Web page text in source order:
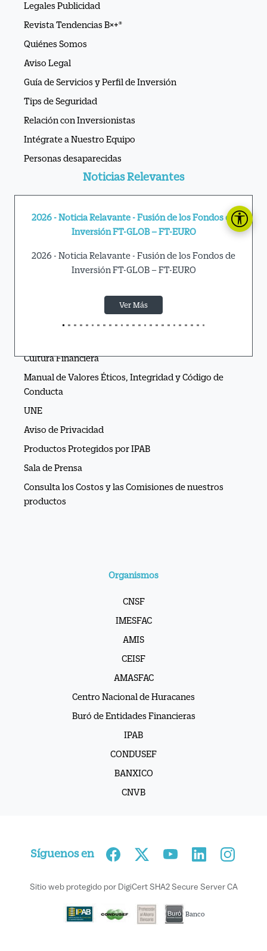
Legales Publicidad
Revista Tendencias B×+®
Quiénes Somos
Aviso Legal
Guía de Servicios y Perfil de Inversión
Tips de Seguridad
Relación con Inversionistas
Intégrate a Nuestro Equipo
Personas desaparecidas
Noticias Relevantes
2026 - Noticia Relavante - Fusión de los Fondos de
Inversión FT-GLOB – FT-EURO
2026 - Noticia Relavante - Fusión de los Fondos de
Inversión FT-GLOB – FT-EURO
Ver Más
Cultura Financiera
Manual de Valores Éticos, Integridad y Código de
Conducta
UNE
Aviso de Privacidad
Productos Protegidos por IPAB
Sala de Prensa
Consulta los Costos y las Comisiones de nuestros
productos
Organismos
CNSF
IMESFAC
AMIS
CEISF
AMASFAC
Centro Nacional de Huracanes
Buró de Entidades Financieras
IPAB
CONDUSEF
BANXICO
CNVB
Síguenos en
Sitio web protegido por DigiCert SHA2 Secure Server CA
Banco